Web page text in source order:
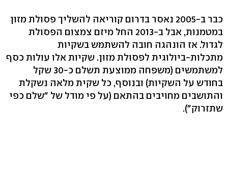
כבר ב-2005 נאסר בדרום קוריאה להשליך פסולת מזון
במטמנות, אבל ב-2013 החל מיזם צמצום הפסולת
לגדול. אז הונהגה חובה להשתמש בשקיות
מתכלות-ביולוגית לפסולת מזון. שקיות אלו עולות כסף
למשתמשים (משפחה ממוצעת תשלם כ-30 שקל
בחודש על השקיות) ובנוסף, כל שקית מלאה נשקלת
והתושבים מחויבים בהתאם (על פי מודל של "שלם כפי
שתזרוק").